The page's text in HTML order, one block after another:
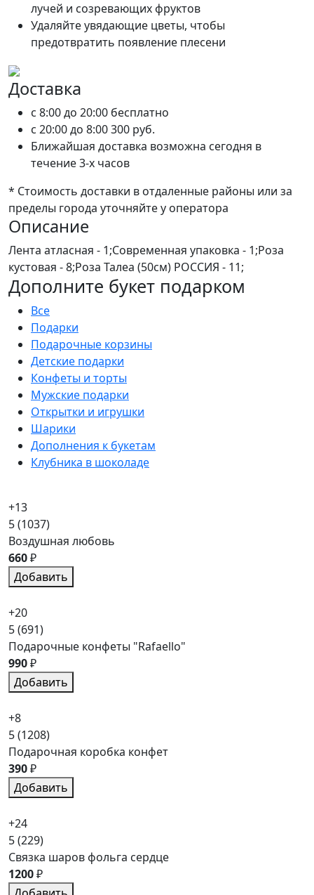
лучей и созревающих фруктов
Удаляйте увядающие цветы, чтобы
предотвратить появление плесени
Доставка
c 8:00 до 20:00 бесплатно
c 20:00 до 8:00300 руб.
Ближайшая доставка возможна сегодня в
течение 3-х часов
* Стоимость доставки в отдаленные районы или за
пределы города уточняйте у оператора
Описание
Лента атласная - 1;Современная упаковка - 1;Роза
кустовая - 8;Роза Талеа (50см) РОССИЯ - 11;
Дополните букет подарком
Все
Подарки
Подарочные корзины
Детские подарки
Конфеты и торты
Мужские подарки
Открытки и игрушки
Шарики
Дополнения к букетам
Клубника в шоколаде
+13
5(1037)
Воздушная любовь
660₽
Добавить
+20
5(691)
Подарочные конфеты "Rafaello"
990₽
Добавить
+8
5(1208)
Подарочная коробка конфет
390₽
Добавить
+24
5(229)
Связка шаров фольга сердце
1200₽